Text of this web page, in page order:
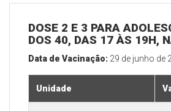
DOSE 2 E 3 PARA
DOS 40, DAS 17 ÀS 19H,
Data de Vacinação: 29 de junho de
Unidade